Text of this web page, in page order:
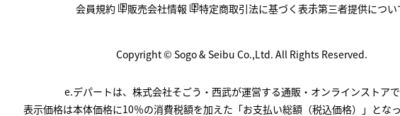
会員規約 販売会社情報 特定商取引法に基づく表示第三者提供につい
Copyright © Sogo & Seibu Co.,Ltd. All Rights Reserved.
e.デパートは、株式会社そごう・西武が運営する通販・オンラインストアで
表示価格は本体価格に10％の消費税額を加えた「お支払い総額（税込価格）」となっ